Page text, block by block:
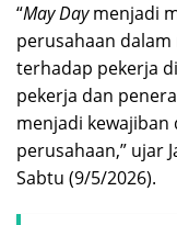
“May Daymenjadi
perusahaan
terhadap pekerja
pekerja dan
menjadi
perusahaan,” ujar
Sabtu (9/5/2026).